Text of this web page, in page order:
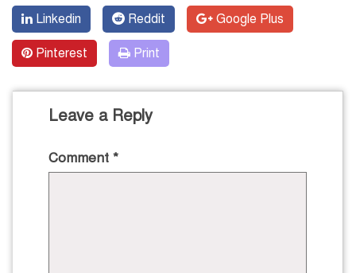
Linkedin Reddit Google Plus
Pinterest Print
Leave a Reply
Comment *